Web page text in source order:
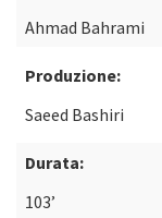
Ahmad Bahrami
Produzione:
Saeed Bashiri
Durata:
103’